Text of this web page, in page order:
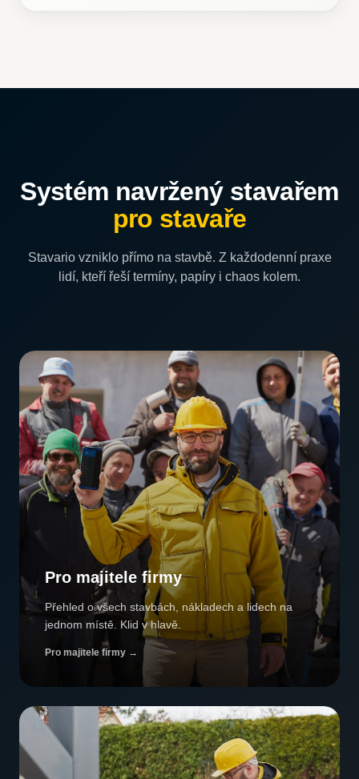
pro stavaře
Stavario vzniklo přímo na stavbě. Z každodenní praxe
lidí, kteří řeší termíny, papíry i chaos kolem.
Pro majitele firmy
Přehled o všech stavbách, nákladech a lidech na
jednom místě. Klid v hlavě.
Pro majitele firmy →